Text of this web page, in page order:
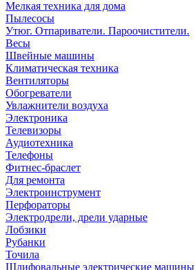
Мелкая техника для дома
Пылесосы
Утюг. Отпариватели. Пароочистители.
Весы
Швейные машины
Климатическая техника
Вентиляторы
Обогреватели
Увлажнители воздуха
Электроника
Телевизоры
Аудиотехника
Телефоны
Фитнес-браслет
Для ремонта
Электроинструмент
Перфораторы
Электродрели, дрели ударные
Лобзики
Рубанки
Точила
Шлифовальные электрические машины